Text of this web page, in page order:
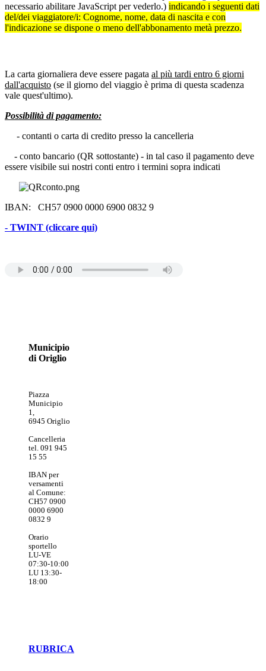
necessario abilitare JavaScript per vederlo.) indicando i seguenti dati
del/dei viaggiatore/i: Cognome, nome, data di nascita e con
l'indicazione se dispone o meno dell'abbonamento metà prezzo.
La carta giornaliera deve essere pagata al più tardi entro 6 giorni
dall'acquisto (se il giorno del viaggio è prima di questa scadenza
vale quest'ultimo).
Possibilità di pagamento:
- contanti o carta di credito presso la cancelleria
- conto bancario (QR sottostante) - in tal caso il pagamento deve
essere visibile sui nostri conti entro i termini sopra indicati
IBAN: CH57 0900 0000 6900 0832 9
- TWINT (cliccare qui)
Municipio
di Origlio
Piazza
Municipio
1,
6945 Origlio
Cancelleria
tel. 091 945
15 55
IBAN per
versamenti
al Comune:
CH57 0900
0000 6900
0832 9
Orario
sportello
LU-VE
07:30-10:00
LU 13:30-
18:00
RUBRICA